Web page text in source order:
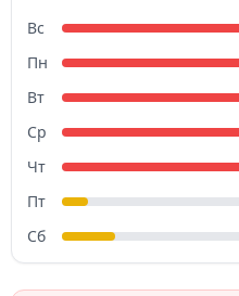
Вс
Пн
Вт
Ср
Чт
Пт
Сб